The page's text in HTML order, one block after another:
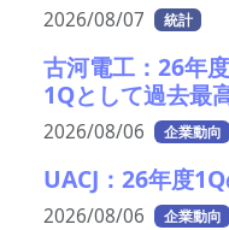
2026/08/07 統計
古河電工：26年
1Qとして過去最
2026/08/06 企業動向
UACJ：26年度
2026/08/06 企業動向